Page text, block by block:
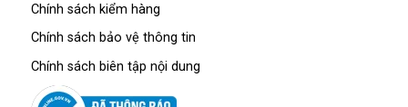
Chính sách kiểm hàng
Chính sách bảo vệ thông tin
Chính sách biên tập nội dung